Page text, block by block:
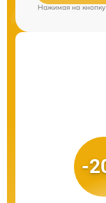
Нажимая на
-